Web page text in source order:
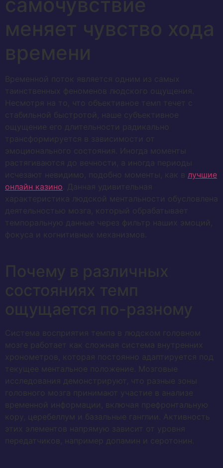
меняет чувство хода
времени
Временной поток является одним из самых
таинственных феноменов людского ощущения.
Несмотря на то, что объективное темп течет с
стабильной быстротой, наше субъективное
ощущение его длительности радикально
трансформируется в зависимости от
эмоционального состояния. Иногда моменты
растягиваются до вечности, а иногда периоды
исчезают невидимо, подобно моменты, как в лучшие
онлайн казино . Данная удивительная
характеристика людской ментальности обусловлена
деятельностью мозга, который обрабатывает
темпоральную данные через фильтр наших эмоций,
фокуса и когнитивных механизмов.
Почему в различных
состояниях темп
ощущается по-разному
Система восприятия темпа в людском головном
мозге работает как сложная система внутренних
хронометров, которая постоянно адаптируется под
текущее ментальное положение. Мозговые
исследования демонстрируют, что разные зоны
головного мозга принимают участие в анализе
временной информации, включая префронтальную
кору, церебеллум и базальные ганглии. Активность
этих элементов напрямую зависит от уровня
передатчиков, например допамин и серотонин.